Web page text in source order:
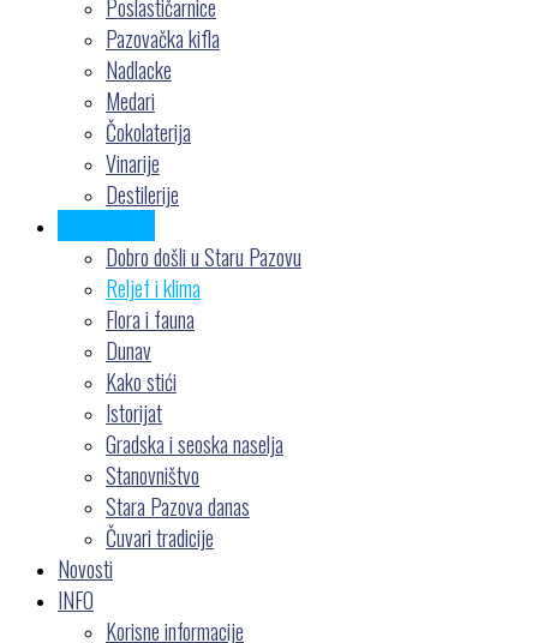
Poslastičarnice
Pazovačka kifla
Nadlacke
Medari
Čokolaterija
Vinarije
Destilerije
Dobro došli u Staru Pazovu
Reljef i klima
Flora i fauna
Dunav
Kako stići
Istorijat
Gradska i seoska naselja
Stanovništvo
Stara Pazova danas
Čuvari tradicije
Novosti
INFO
Korisne informacije